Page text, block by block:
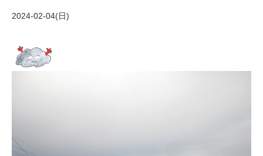
2024-02-04(日)